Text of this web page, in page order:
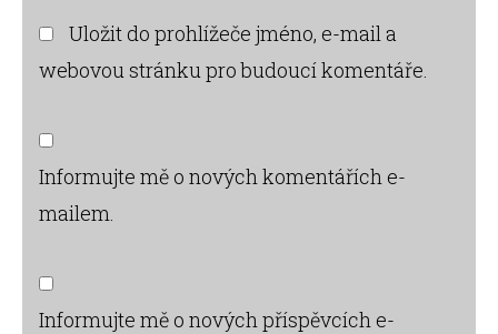
Uložit do prohlížeče jméno, e-mail a
webovou stránku pro budoucí komentáře.
Informujte mě o nových komentářích e-
mailem.
Informujte mě o nových příspěvcích e-